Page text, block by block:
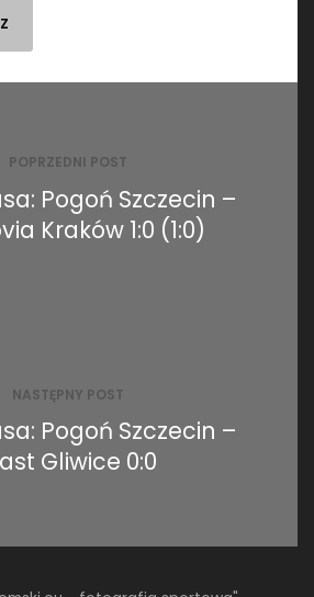
POPRZEDNI POST
Pogoń Szczecin –
Kraków 1:0 (1:0)
NASTĘPNY POST
Pogoń Szczecin –
Gliwice 0:0